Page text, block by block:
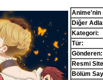
Anime'nin
Diğer
Kategori:
Tür:
Gönderen:
Resmi
Bölüm